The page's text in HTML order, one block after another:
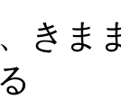
きま